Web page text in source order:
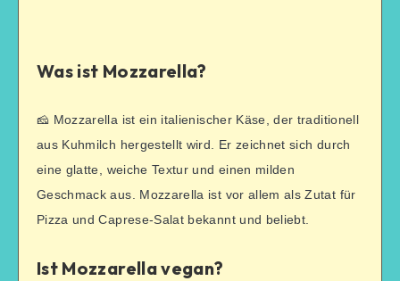
Was ist Mozzarella?
🧀 Mozzarella ist ein italienischer Käse, der traditionell
aus Kuhmilch hergestellt wird. Er zeichnet sich durch
eine glatte, weiche Textur und einen milden
Geschmack aus. Mozzarella ist vor allem als Zutat für
Pizza und Caprese-Salat bekannt und beliebt.
Ist Mozzarella vegan?